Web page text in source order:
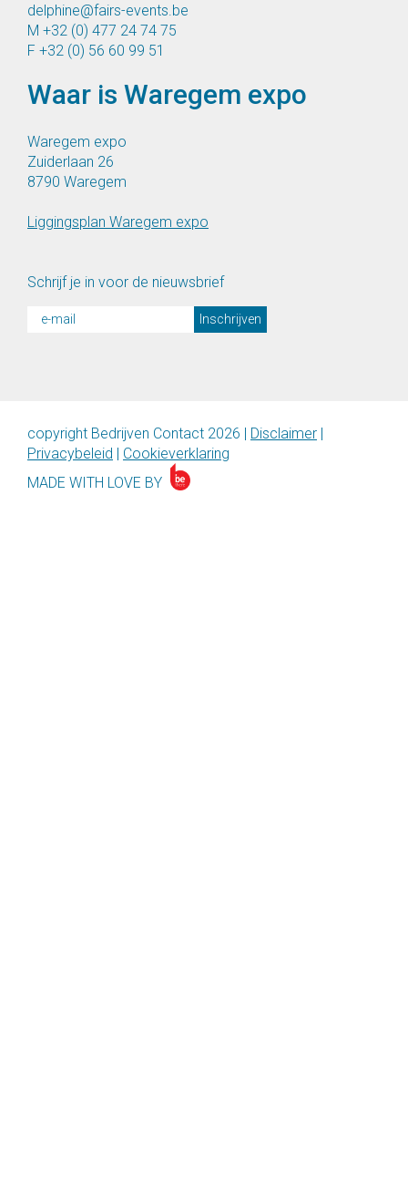
delphine@fairs-events.be
M +32 (0) 477 24 74 75
F +32 (0) 56 60 99 51
Waar is Waregem expo
Waregem expo
Zuiderlaan 26
8790 Waregem
Liggingsplan Waregem expo
Schrijf je in voor de nieuwsbrief
copyright Bedrijven Contact 2026 | Disclaimer |
Privacybeleid | Cookieverklaring
MADE WITH LOVE BY